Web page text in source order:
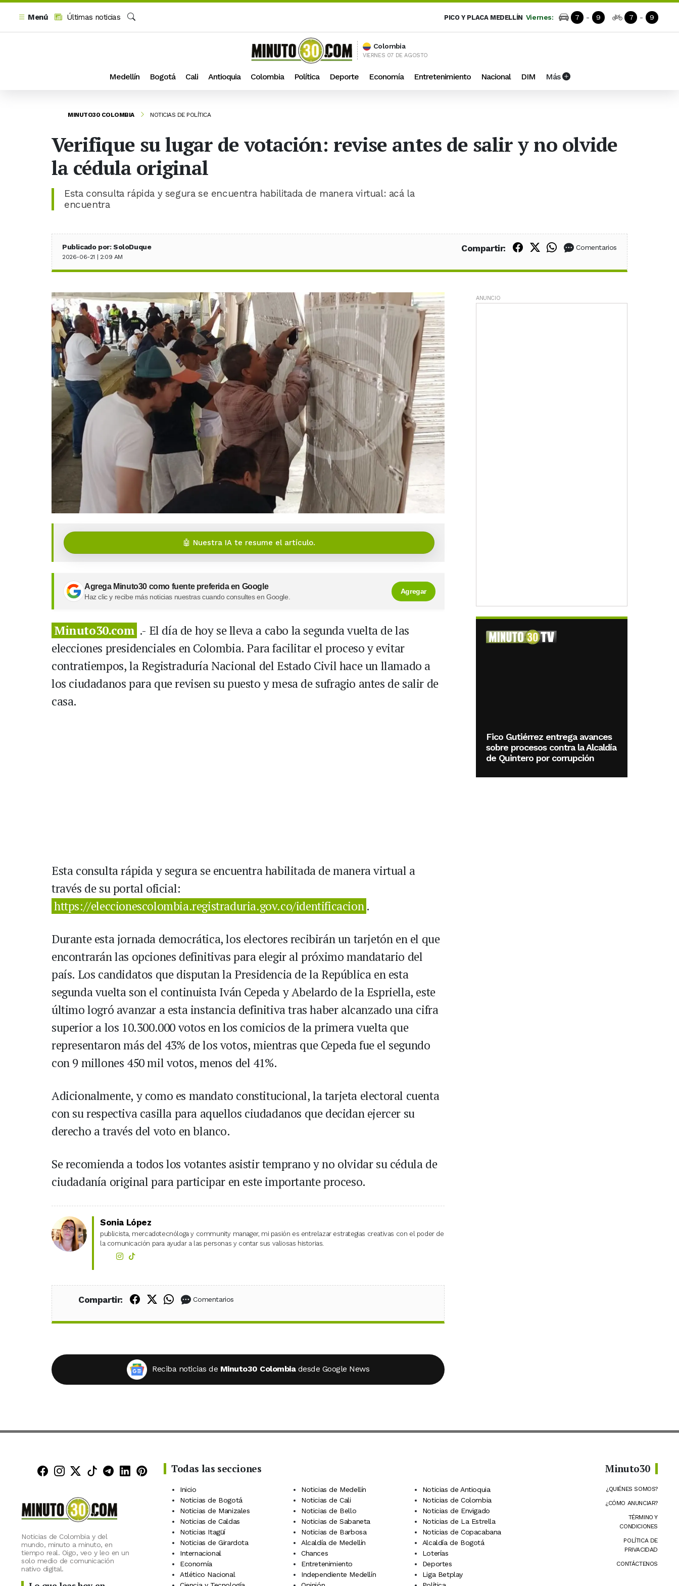
Menú
Últimas noticias
PICO Y PLACA MEDELLÍN Viernes: 7 - 9 7 - 9
Colombia
VIERNES 07 DE AGOSTO
Medellín Bogotá Cali Antioquia Colombia Política Deporte Economía Entretenimiento Nacional DIM Más
MINUTO30 COLOMBIA NOTICIAS DE POLÍTICA
Verifique su lugar de votación: revise antes de salir y no olvide
la cédula original
Esta consulta rápida y segura se encuentra habilitada de manera virtual: acá la
encuentra
Publicado por: SoloDuque
2026-06-21 | 2:09 AM
Compartir: Compartir en Facebook
Compartir en X (Twitter)
Compartir en WhatsApp
Comentarios
🤖 Nuestra IA te resume el artículo.
Agrega Minuto30 como fuente preferida en Google
Haz clic y recibe más noticias nuestras cuando consultes en Google.
Agregar
Minuto30.com .- El día de hoy se lleva a cabo la segunda vuelta de las
elecciones presidenciales en Colombia. Para facilitar el proceso y evitar
contratiempos, la Registraduría Nacional del Estado Civil hace un llamado a
los ciudadanos para que revisen su puesto y mesa de sufragio antes de salir de
casa.
Esta consulta rápida y segura se encuentra habilitada de manera virtual a
través de su portal oficial:
https://eleccionescolombia.registraduria.gov.co/identificacion .
Durante esta jornada democrática, los electores recibirán un tarjetón en el que
encontrarán las opciones definitivas para elegir al próximo mandatario del
país. Los candidatos que disputan la Presidencia de la República en esta
segunda vuelta son el continuista Iván Cepeda y Abelardo de la Espriella, este
último logró avanzar a esta instancia definitiva tras haber alcanzado una cifra
superior a los 10.300.000 votos en los comicios de la primera vuelta que
representaron más del 43% de los votos, mientras que Cepeda fue el segundo
con 9 millones 450 mil votos, menos del 41%.
Adicionalmente, y como es mandato constitucional, la tarjeta electoral cuenta
con su respectiva casilla para aquellos ciudadanos que decidan ejercer su
derecho a través del voto en blanco.
Se recomienda a todos los votantes asistir temprano y no olvidar su cédula de
ciudadanía original para participar en este importante proceso.
Sonia López
publicista, mercadotecnóloga y community manager, mi pasión es entrelazar estrategias creativas con el poder de
la comunicación para ayudar a las personas y contar sus valiosas historias.
Compartir: Compartir en Facebook
Compartir en X (Twitter)
Compartir en WhatsApp
Comentarios
Reciba noticias de Minuto30 Colombia desde Google News
ANUNCIO
Fico Gutiérrez entrega avances
sobre procesos contra la Alcaldía
de Quintero por corrupción
Minuto30 en Facebook
Minuto30 en Instagram
Minuto30 en X (Twitter)
Minuto30 en TikTok
Canal de Minuto30 en Telegram
Minuto30 en LinkedIn
Minuto30 en Pinterest
Noticias de Colombia y del
mundo, minuto a minuto, en
tiempo real. Oigo, veo y leo en un
solo medio de comunicación
nativo digital.
Todas las secciones
Inicio Noticias de Medellín
Noticias de Antioquia
Noticias de Bogotá
Noticias de Cali
Noticias de Colombia
Noticias de Manizales
Noticias de Bello
Noticias de Envigado
Noticias de Caldas
Noticias de Sabaneta
Noticias de La Estrella
Noticias Itagüí
Noticias de Barbosa
Noticias de Copacabana
Noticias de Girardota
Alcaldía de Medellín
Alcaldía de Bogotá
Internacional
Chances
Loterías
Economía
Entretenimiento
Deportes
Atlético Nacional
Independiente Medellín
Liga Betplay
Minuto30
¿QUIÉNES SOMOS?
¿CÓMO ANUNCIAR?
TÉRMINO Y
CONDICIONES
POLÍTICA DE
PRIVACIDAD
CONTÁCTENOS